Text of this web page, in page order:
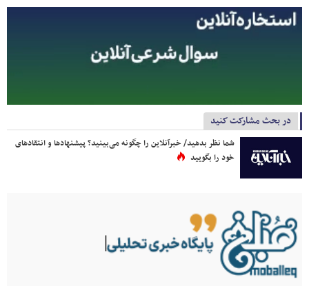
در بحث مشارکت کنید
شما نظر بدهید/ خبرآنلاین را چگونه می‌بینید؟ پیشنهادها و انتقادهای
خود را بگویید